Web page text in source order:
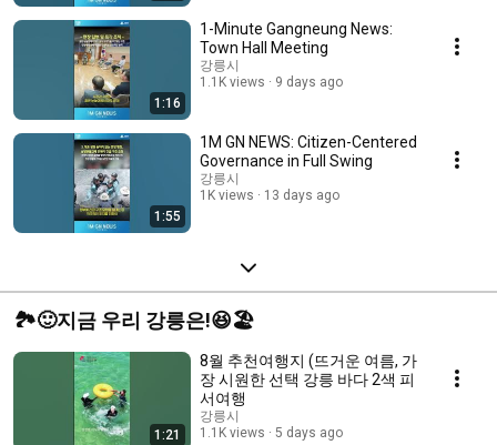
1:16
1-Minute Gangneung News:
Town Hall Meeting
강릉시
1.1K views
9 days ago
1:55
1M GN NEWS: Citizen-Centered
Governance in Full Swing
강릉시
1K views
13 days ago
🏞️🙂지금 우리 강릉은!😆🏖️
1:21
8월 추천여행지 (뜨거운 여름, 가
장 시원한 선택 강릉 바다 2색 피
서여행
강릉시
1.1K views
5 days ago